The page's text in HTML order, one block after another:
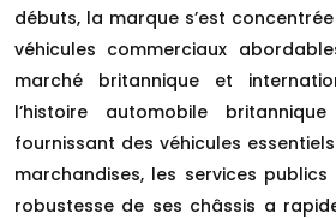
débuts, la marque s’est
véhicules commerciaux
marché britannique et
l’histoire automobile
fournissant des véhicules
marchandises, les services
robustesse de ses châssis a